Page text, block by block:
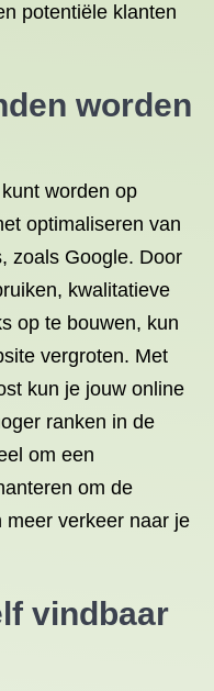
potentiële klanten
worden
worden op
optimaliseren van
zoals Google. Door
kwalitatieve
op te bouwen, kun
vergroten. Met
kun je jouw online
ranken in de
om een
om de
verkeer naar je
vindbaar